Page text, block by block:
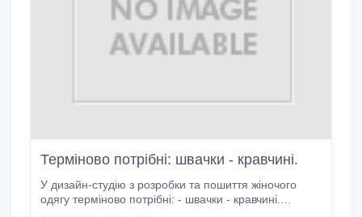
Терміново потрібні: швачки - кравчині.
У дизайн-студію з розробки та пошиття жіночого
одягу терміново потрібні: - швачки - кравчині.